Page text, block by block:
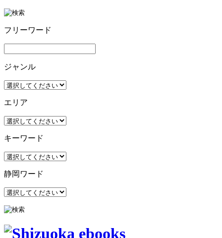
フリーワード
ジャンル
エリア
キーワード
静岡ワード